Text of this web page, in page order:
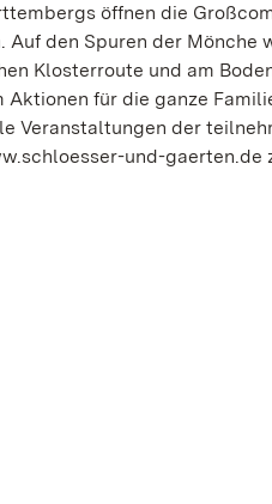
öffnen die
den Spuren der Mönche
Klosterroute und am
für die ganze
Veranstaltungen der
und-gaerten.de